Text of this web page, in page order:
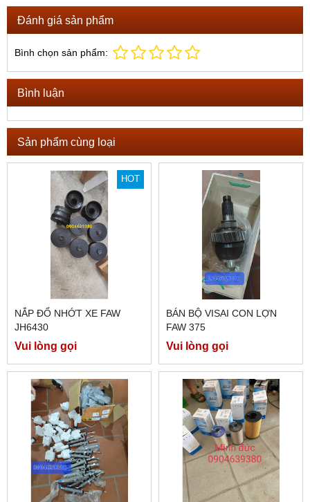
Đánh giá sản phẩm
Bình chọn sản phẩm:
Bình luận
Sản phẩm cùng loại
HOT
NẮP ĐỔ NHỚT XE FAW
JH6430
Vui lòng gọi
BÁN BỘ VISAI CON LỢN
FAW 375
Vui lòng gọi